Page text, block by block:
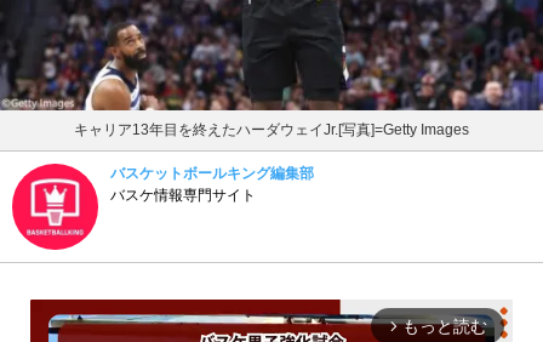
キャリア13年目を終えたハーダウェイJr.[写真]=Getty Images
バスケットボールキング編集部
バスケ情報専門サイト
arrow_forward_ios もっと読む